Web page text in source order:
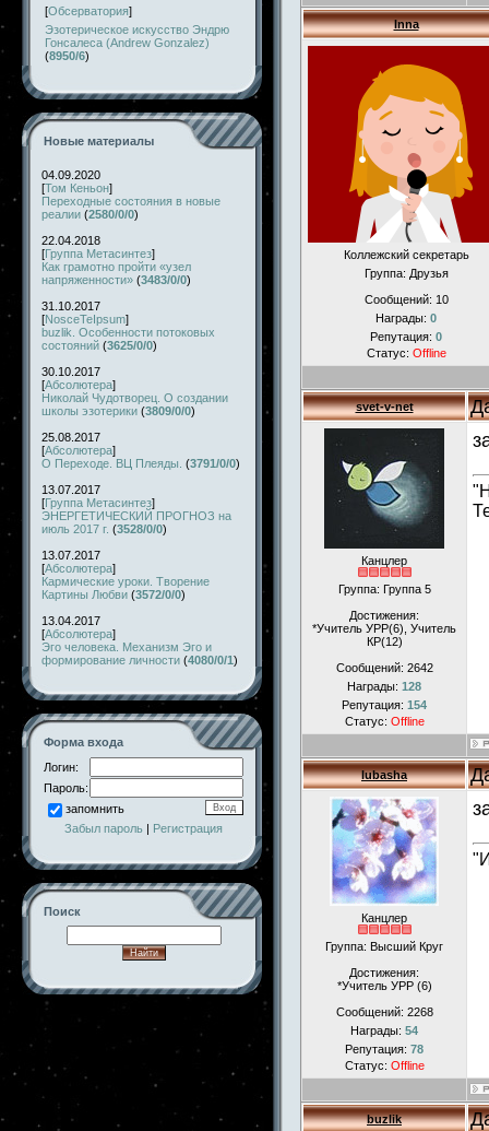
[Обсерватория]
Эзотерическое искусство Эндрю
Гонсалеса (Andrew Gonzalez)
(8950/6)
Новые материалы
04.09.2020
[Том Кеньон]
Переходные состояния в новые
реалии (2580/0/0)
22.04.2018
[Группа Метасинтез]
Как грамотно пройти «узел
напряженности» (3483/0/0)
31.10.2017
[NosceTeIpsum]
buzlik. Особенности потоковых
состояний (3625/0/0)
30.10.2017
[Абсолютера]
Николай Чудотворец. О создании
школы эзотерики (3809/0/0)
25.08.2017
[Абсолютера]
О Переходе. ВЦ Плеяды. (3791/0/0)
13.07.2017
[Группа Метасинтез]
ЭНЕРГЕТИЧЕСКИЙ ПРОГНОЗ на
июль 2017 г. (3528/0/0)
13.07.2017
[Абсолютера]
Кармические уроки. Творение
Картины Любви (3572/0/0)
13.04.2017
[Абсолютера]
Эго человека. Механизм Эго и
формирование личности (4080/0/1)
Форма входа
Логин:
Пароль:
запомнить
Забыл пароль | Регистрация
Поиск
Inna
Коллежский секретарь
Группа: Друзья
Сообщений: 10
Награды: 0
Репутация: 0
Статус: Offline
svet-v-net
Канцлер
Группа: Группа 5
Достижения:
*Учитель УРР(6), Учитель
КР(12)
Сообщений: 2642
Награды: 128
Репутация: 154
Статус: Offline
lubasha
Канцлер
Группа: Высший Круг
Достижения:
*Учитель УРР (6)
Сообщений: 2268
Награды: 54
Репутация: 78
Статус: Offline
buzlik